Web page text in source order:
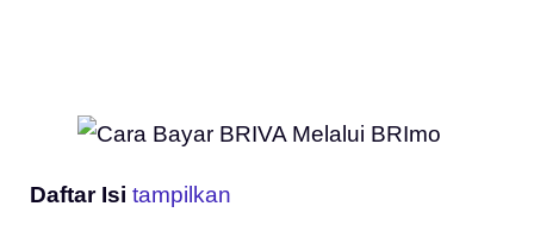
Daftar Isi tampilkan